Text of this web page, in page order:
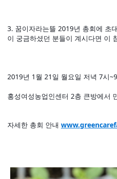
3. 꿈이자라는뜰 2019년 총회에 초
이 궁금하셨던 분들이 계시다면 이
2019년 1월 21일 월요일 저녁 7시
홍성여성농업인센터 2층 큰방에서
자세한 총회 안내